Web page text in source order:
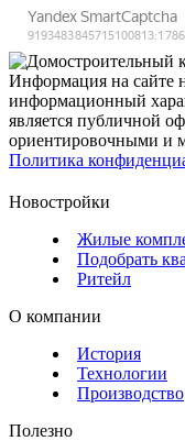
Информация на сайте
информационный
является публичной
ориентировочными и
Политика
Новостройки
Жилые
Подобрать
Ритейл
О компании
История
Технологии
Производство
Полезно